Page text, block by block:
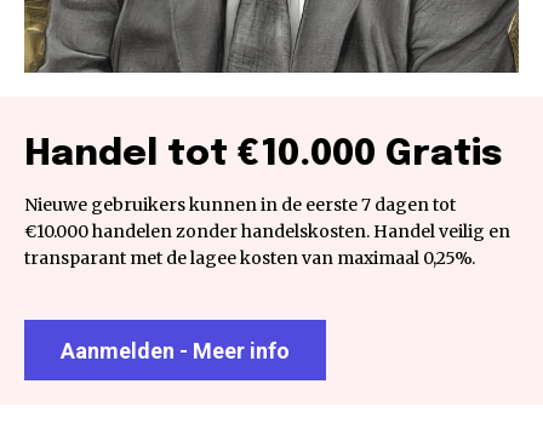
Handel tot €10.000 Gratis
Nieuwe gebruikers kunnen in de eerste 7 dagen tot
€10.000 handelen zonder handelskosten. Handel veilig en
transparant met de lagee kosten van maximaal 0,25%.
Aanmelden - Meer info